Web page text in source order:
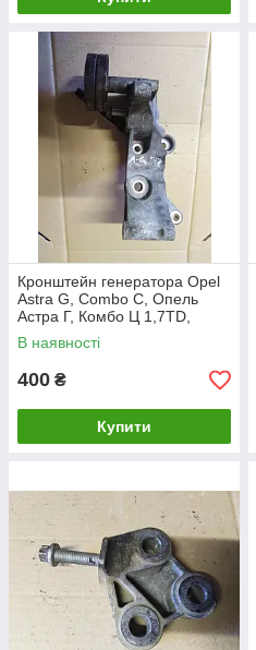
Кронштейн генератора Opel
Astra G, Combo C, Опель
Астра Г, Комбо Ц 1,7TD,
Y17DT. 897222554.
В наявності
400 ₴
Купити